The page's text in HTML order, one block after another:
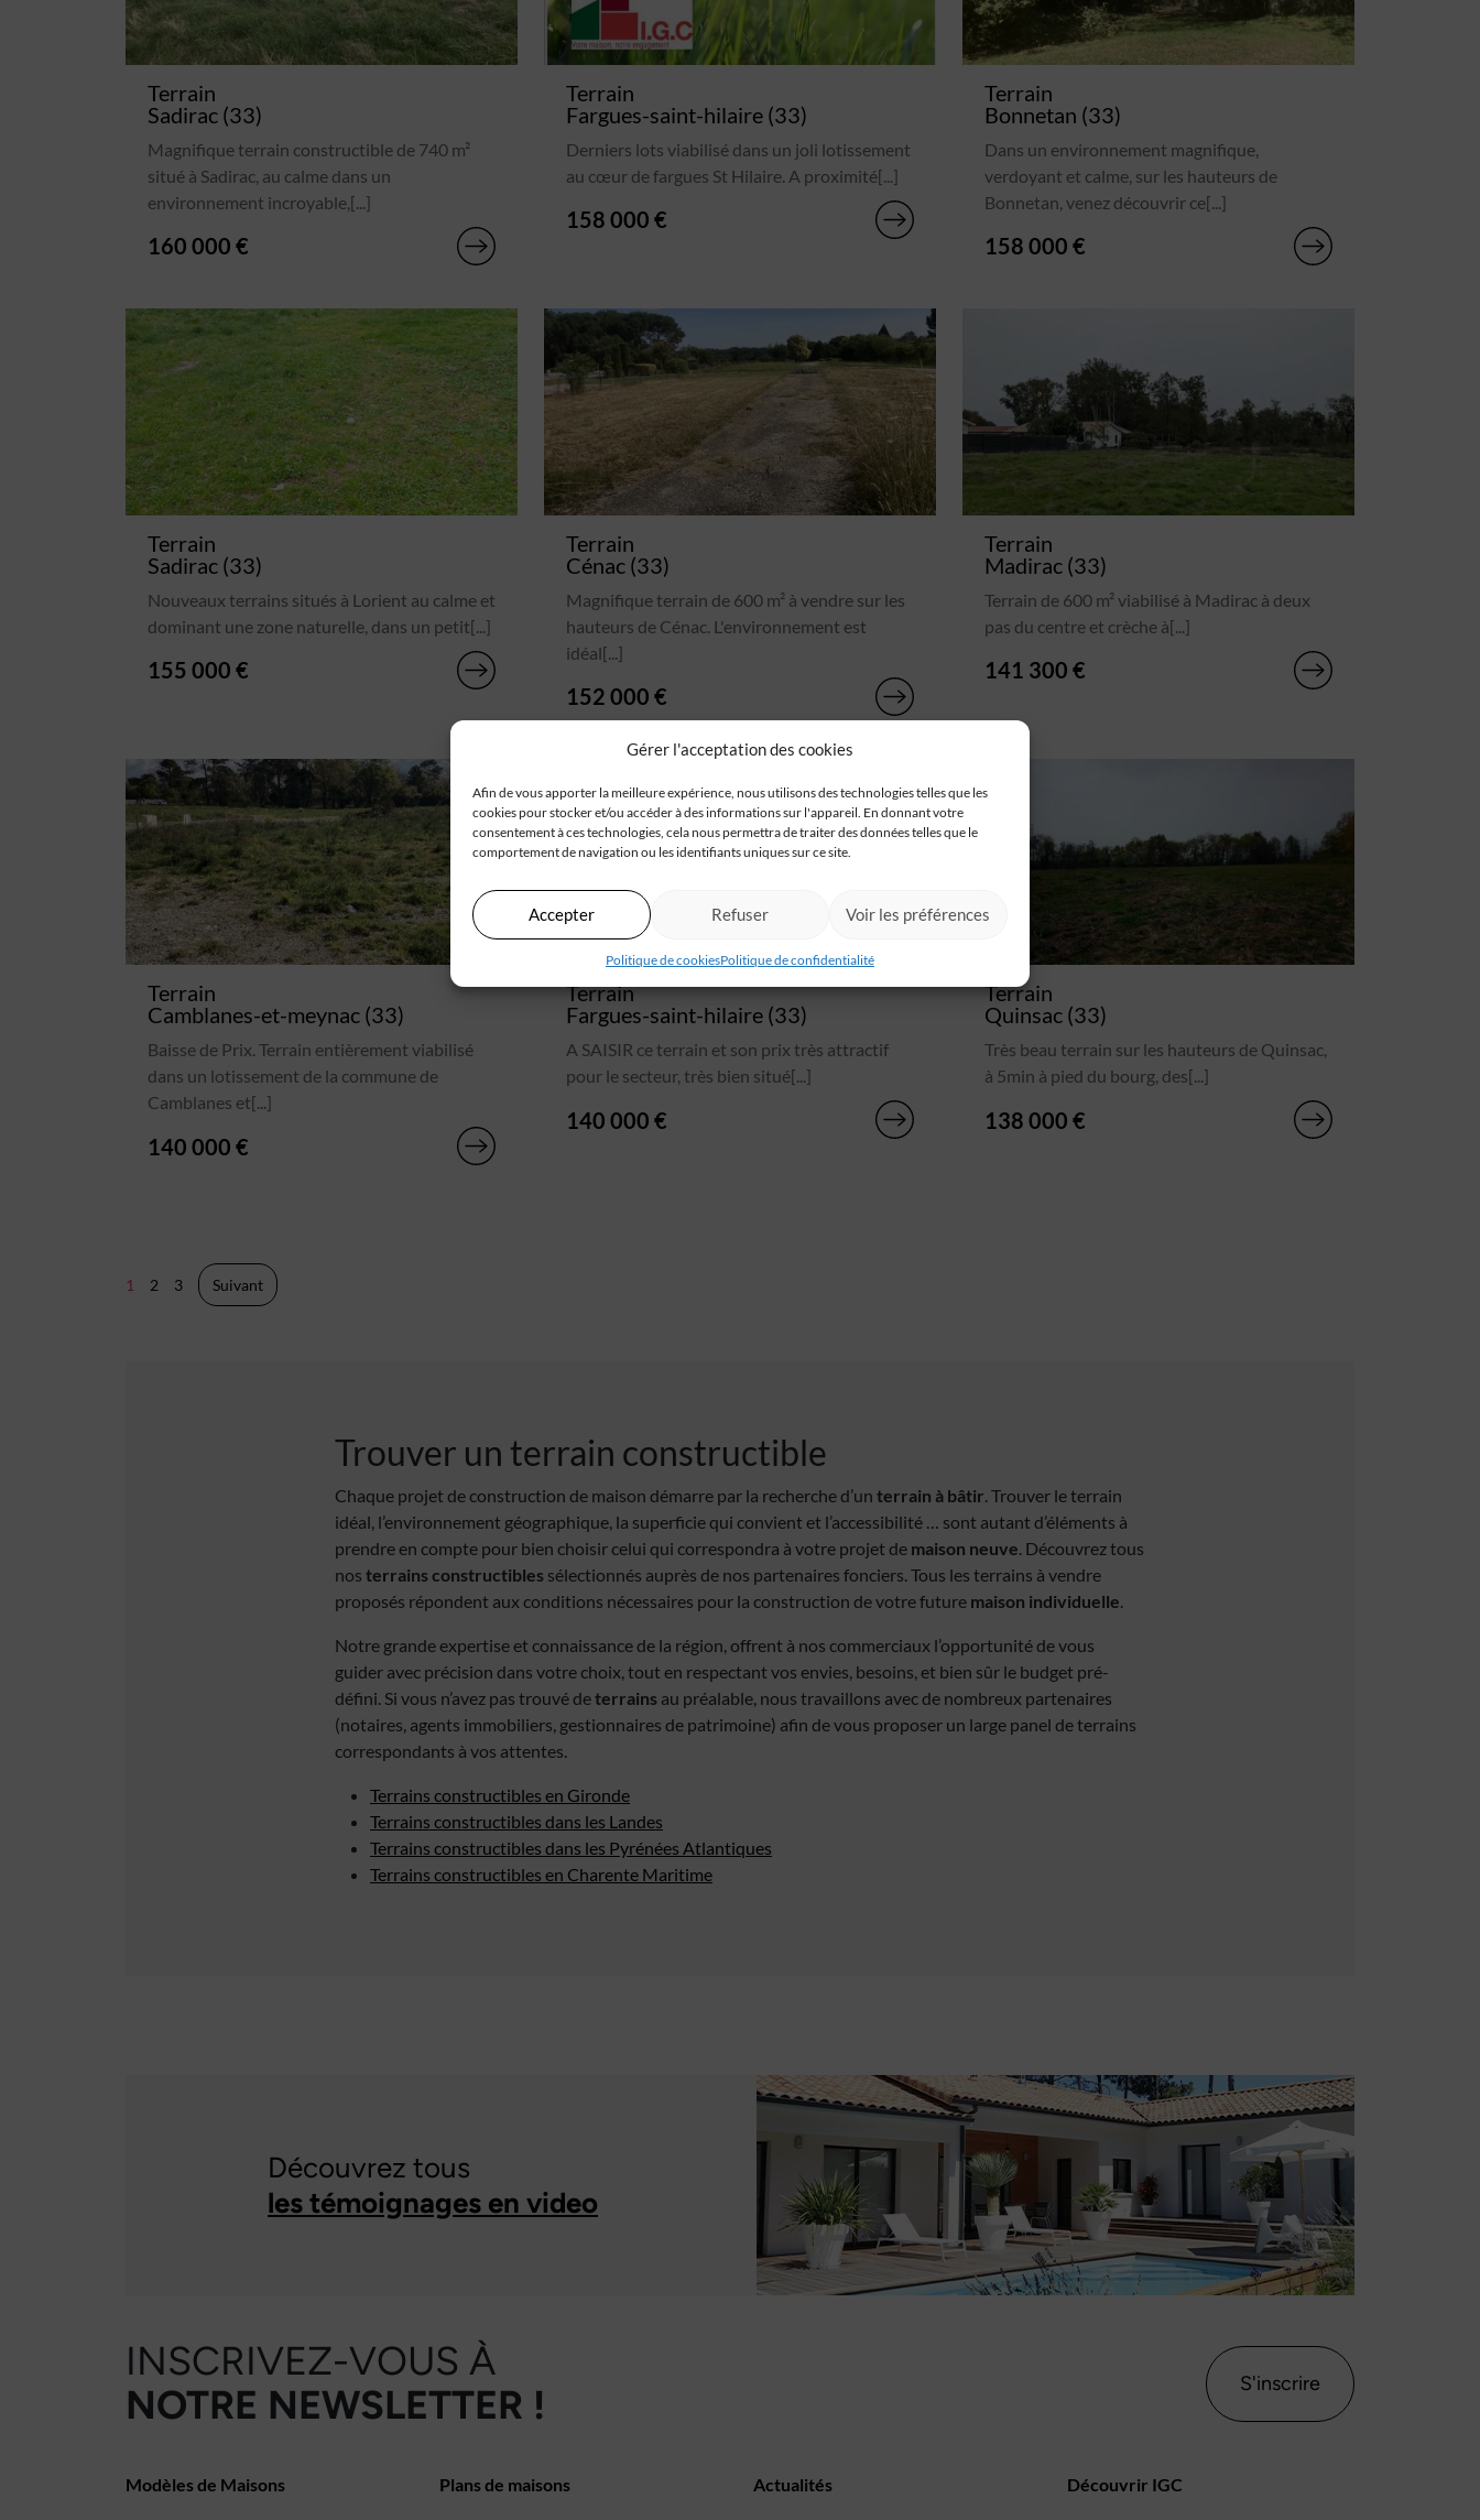
Gérer l'acceptation des cookies
Afin de vous apporter la meilleure expérience, nous utilisons des technologies telles que les
cookies pour stocker et/ou accéder à des informations sur l'appareil. En donnant votre
consentement à ces technologies, cela nous permettra de traiter des données telles que le
comportement de navigation ou les identifiants uniques sur ce site.
Accepter Refuser Voir les préférences
Politique de cookiesPolitique de confidentialité
Terrain
Sadirac (33)
Magnifique terrain constructible de 740 m²
situé à Sadirac, au calme dans un
environnement incroyable,[...]
160 000 €
Terrain
Fargues-saint-hilaire (33)
Derniers lots viabilisé dans un joli lotissement
au cœur de fargues St Hilaire. A proximité[...]
158 000 €
Terrain
Bonnetan (33)
Dans un environnement magnifique,
verdoyant et calme, sur les hauteurs de
Bonnetan, venez découvrir ce[...]
158 000 €
Terrain
Sadirac (33)
Nouveaux terrains situés à Lorient au calme et
dominant une zone naturelle, dans un petit[...]
155 000 €
Terrain
Cénac (33)
Magnifique terrain de 600 m² à vendre sur les
hauteurs de Cénac. L'environnement est
idéal[...]
152 000 €
Terrain
Madirac (33)
Terrain de 600 m² viabilisé à Madirac à deux
pas du centre et crèche à[...]
141 300 €
Terrain
Camblanes-et-meynac (33)
Baisse de Prix. Terrain entièrement viabilisé
dans un lotissement de la commune de
Camblanes et[...]
140 000 €
Terrain
Fargues-saint-hilaire (33)
A SAISIR ce terrain et son prix très attractif
pour le secteur, très bien situé[...]
140 000 €
Terrain
Quinsac (33)
Très beau terrain sur les hauteurs de Quinsac,
à 5min à pied du bourg, des[...]
138 000 €
Pagination
1 2 3 Suivant
Trouver un terrain constructible
Chaque projet de construction de maison démarre par la recherche d’un terrain à bâtir. Trouver le terrain
idéal, l’environnement géographique, la superficie qui convient et l’accessibilité … sont autant d’éléments à
prendre en compte pour bien choisir celui qui correspondra à votre projet de maison neuve. Découvrez tous
nos terrains constructibles sélectionnés auprès de nos partenaires fonciers. Tous les terrains à vendre
proposés répondent aux conditions nécessaires pour la construction de votre future maison individuelle.
Notre grande expertise et connaissance de la région, offrent à nos commerciaux l’opportunité de vous
guider avec précision dans votre choix, tout en respectant vos envies, besoins, et bien sûr le budget pré-
défini. Si vous n’avez pas trouvé deterrains au préalable, nous travaillons avec de nombreux partenaires
(notaires, agents immobiliers, gestionnaires de patrimoine) afin de vous proposer un large panel de terrains
correspondants à vos attentes.
Terrains constructibles en Gironde
Terrains constructibles dans les Landes
Terrains constructibles dans les Pyrénées Atlantiques
Terrains constructibles en Charente Maritime
Découvrez tous
les témoignages en video
INSCRIVEZ-VOUS À
NOTRE NEWSLETTER !
S'inscrire
Modèles de Maisons Plans de maisons Actualités Découvrir IGC